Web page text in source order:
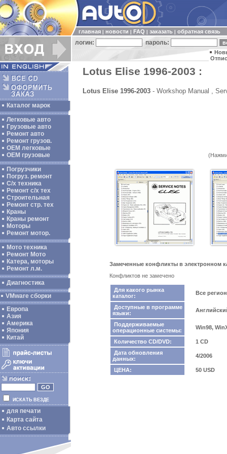
главная новости FAQ заказать обратная связь
логин: пароль:
Каталог марок
Легковые авто
Грузовые авто
Ремонт авто
Ремонт грузов.
ОЕМ легковые
OEM грузовые
Погрузчики
Погруз. ремонт
С/х техника
Ремонт с/х тех
Строительная
Ремонт стр. тех
Краны
Краны ремонт
Моторы
Ремонт мотор.
Мото техника
Ремонт Мото
Катера, моторы
Ремонт л.м.
Диагностика
VMware сборки
Европа
Азия
Америка
Япония
Китай
ИСКАТЬ ВЕЗДЕ
для печати
Карта сайта
Авто ссылки
Lotus Elise 1996-2003 :
Lotus Elise 1996-2003 - Workshop Manual ,
Замеченные конфликты в электронном
Конфликтов не замечено
Для какого рынка
каталог:
Все
Доступные в программе
языки:
Поддерживаемые
операционные системы:
Win98,
Количество CD/DVD:
1 CD
Дата обновления
данных:
4/2006
ЦЕНА: 50 USD